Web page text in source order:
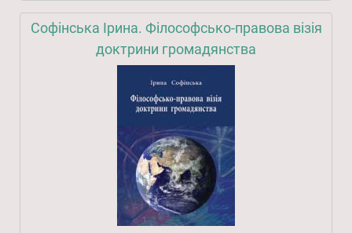
Софінська Ірина. Філософсько-правова візія
доктрини громадянства